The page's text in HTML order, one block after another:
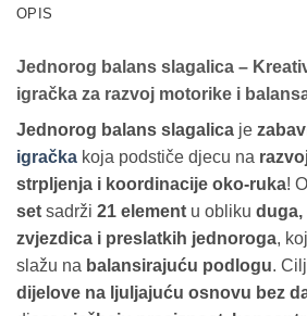
OPIS
Jednorog balans slagalica –
igračka za razvoj motorike i
Jednorog balans slagalica je
igračka koja podstiče djecu na
strpljenja i koordinacije oko-ruka!
set sadrži 21 element u obliku duga,
zvjezdica i preslatkih jednoroga,
slažu na balansirajuću podlogu.
dijelove na ljuljajuću osnovu bez